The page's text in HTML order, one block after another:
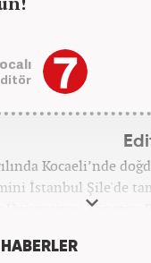
Kocaeli’nde
İstanbul Şile'de
Üniversitesi Yönetim
Haber7.com